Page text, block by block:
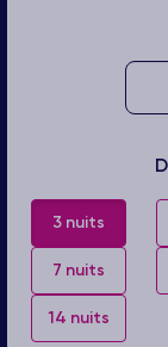
3 nuits
7 nuits
14 nuits